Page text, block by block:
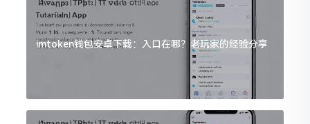
imtoken钱包安卓下载：入口在哪？老玩家的经验分享